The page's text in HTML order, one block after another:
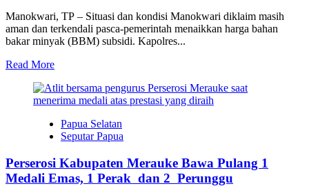
Manokwari, TP – Situasi dan kondisi Manokwari diklaim masih
aman dan terkendali pasca-pemerintah menaikkan harga bahan
bakar minyak (BBM) subsidi. Kapolres...
Read MoreRead
about
Manokwari
dan
Terkendali
penyesuaian
Harga
BBM
Papua Selatan
Seputar Papua
Perserosi Kabupaten Merauke Bawa Pulang 1
Medali Emas, 1 Perak dan 2 Perunggu